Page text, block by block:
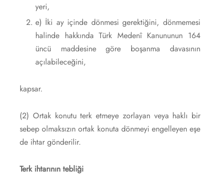
yeri,
e) İki ay içinde dönmesi gerektiğini, dönmemesi
halinde hakkında Türk Medenî Kanununun 164
üncü maddesine göre boşanma davasının
açılabileceğini,
kapsar.
(2) Ortak konutu terk etmeye zorlayan veya haklı bir
sebep olmaksızın ortak konuta dönmeyi engelleyen eşe
de ihtar gönderilir.
Terk ihtarının tebliği